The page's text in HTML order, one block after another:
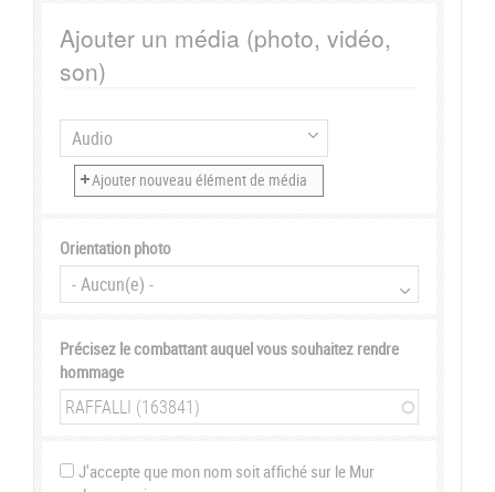
Ajouter un média (photo, vidéo,
son)
Orientation photo
Précisez le combattant auquel vous souhaitez rendre
hommage
J'accepte que mon nom soit affiché sur le Mur